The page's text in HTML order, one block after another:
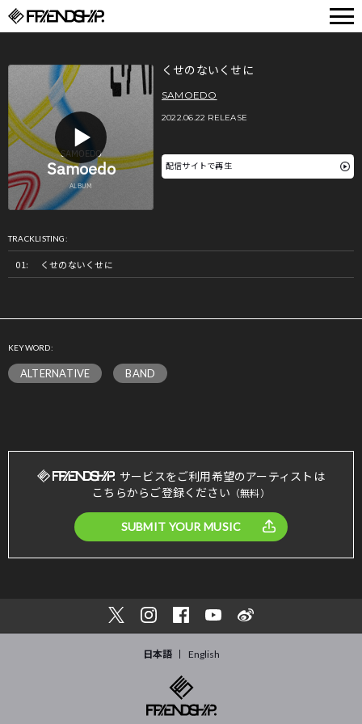
くせのないくせに
SAMOEDO
2022.06.22 RELEASE
配信サイトで再生
TRACKLISTING:
くせのないくせに
KEYWORD:
ALTERNATIVE BAND
サービスをご利用希望のアーティストは
こちらからご登録ください （無料）
SUBMIT YOUR MUSIC
日本語 English